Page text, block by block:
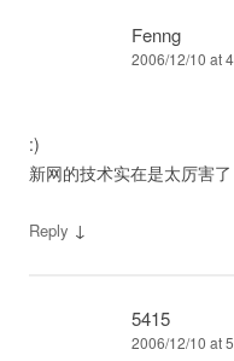
Fenng
2006/12/10 at
:)
新网的技术实在是太厉害了
Reply ↓
5415
2006/12/10 at